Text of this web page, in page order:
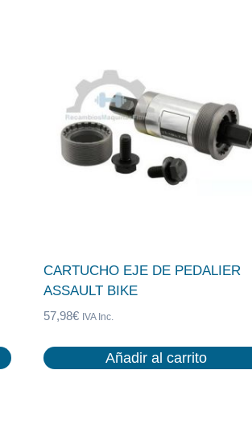
CARTUCHO EJE DE PEDALIER
ASSAULT BIKE
57,98€ IVA Inc.
Añadir al carrito